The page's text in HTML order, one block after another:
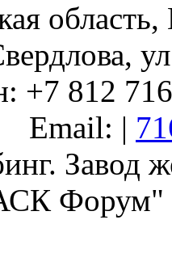
+7 812
Email: |
Завод
Форум"